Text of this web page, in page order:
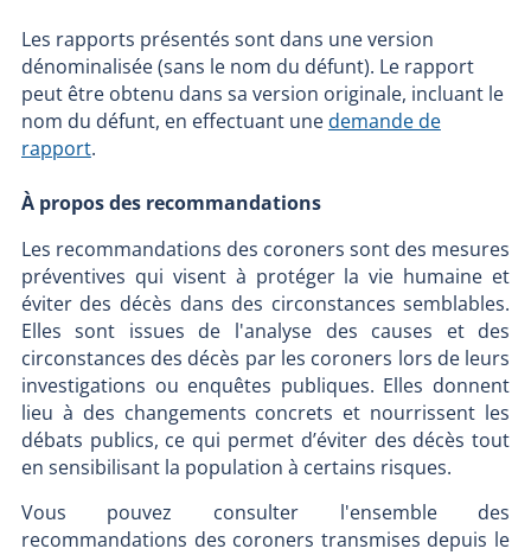
Les rapports présentés sont dans une version
dénominalisée (sans le nom du défunt). Le rapport
peut être obtenu dans sa version originale, incluant le
nom du défunt, en effectuant unedemande de
rapport.
À propos des recommandations
Les recommandations des coroners sont des mesures
préventives qui visent à protéger la vie humaine et
éviter des décès dans des circonstances semblables.
Elles sont issues de l'analyse des causes et des
circonstances des décès par les coroners lors de leurs
investigations ou enquêtes publiques. Elles donnent
lieu à des changements concrets et nourrissent les
débats publics, ce qui permet d’éviter des décès tout
en sensibilisant la population à certains risques.
Vous pouvez consulter l'ensemble des
recommandations des coroners transmises depuis le